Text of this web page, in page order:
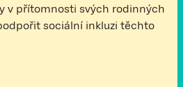
v přítomnosti svých rodinných
sociální inkluzi těchto